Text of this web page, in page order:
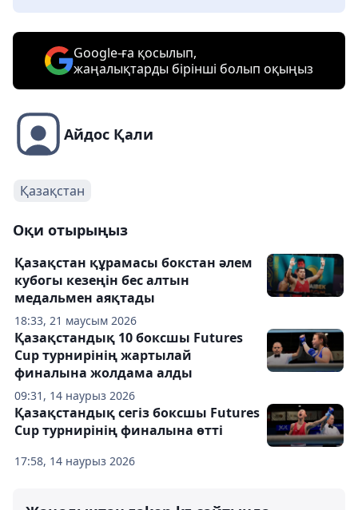
Google-ға қосылып,
жаңалықтарды бірінші болып оқыңыз
Айдос Қали
Қазақстан
Оқи отырыңыз
18:33, 21 маусым 2026
Қазақстан құрамасы бокстан әлем
кубогы кезеңін бес алтын
медальмен аяқтады
09:31, 14 наурыз 2026
Қазақстандық 10 боксшы Futures
Cup турнирінің жартылай
финалына жолдама алды
17:58, 14 наурыз 2026
Қазақстандық сегіз боксшы Futures
Cup турнирінің финалына өтті